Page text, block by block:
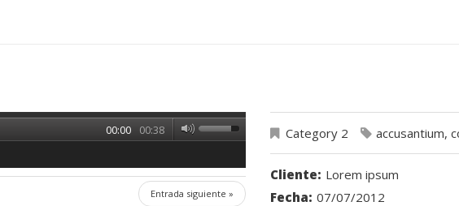
00:38
00:00
Entrada siguiente »
Category 2 accusantium,
Cliente: Lorem ipsum
Fecha: 07/07/2012